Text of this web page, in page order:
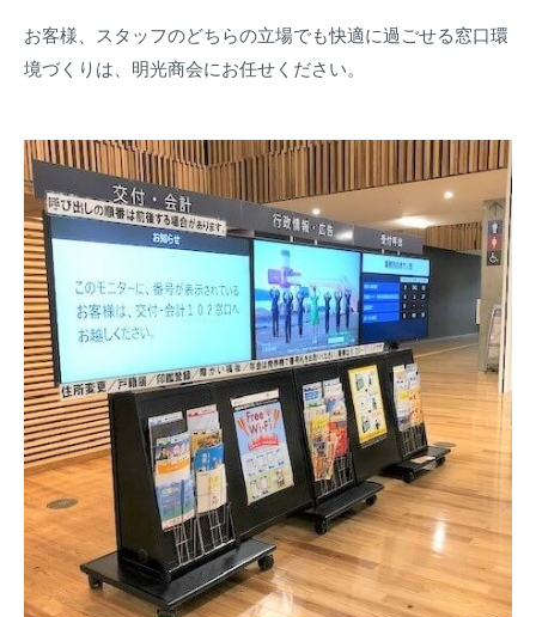
お客様、スタッフのどちらの立場でも快適に過ごせる窓口環
境づくりは、明光商会にお任せください。